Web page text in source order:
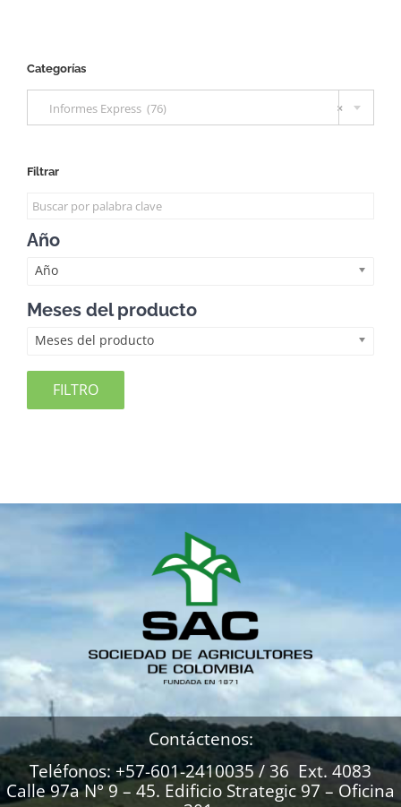
Categorías
×
Informes Express (76)
Filtrar
Año
Año
Meses del producto
Meses del producto
FILTRO
Contáctenos:
Teléfonos: +57-601-2410035 / 36 Ext. 4083
Calle 97a N° 9 – 45. Edificio Strategic 97 – Oficina